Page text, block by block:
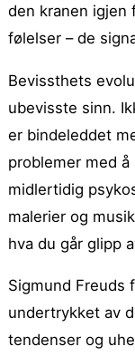
den kranen igjen
følelser – de
Bevissthets
ubevisste sinn.
er bindeleddet
problemer med
midlertidig
malerier og
hva du går glipp
Sigmund Freuds
undertrykket av
tendenser og